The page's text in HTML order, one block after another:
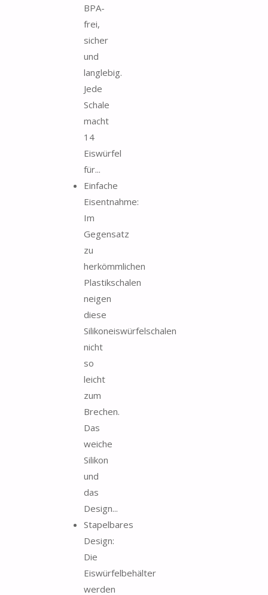
BPA-
frei,
sicher
und
langlebig.
Jede
Schale
macht
14
Eiswürfel
für...
Einfache
Eisentnahme:
Im
Gegensatz
zu
herkömmlichen
Plastikschalen
neigen
diese
Silikoneiswürfelschalen
nicht
so
leicht
zum
Brechen.
Das
weiche
Silikon
und
das
Design...
Stapelbares
Design:
Die
Eiswürfelbehälter
werden